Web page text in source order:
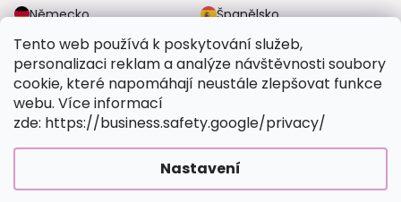
Tento web používá k poskytování služeb,
personalizaci reklam a analýze návštěvnosti soubory
cookie, které napomáhají neustále zlepšovat funkce
webu. Více informací
zde: https://business.safety.google/privacy/
Nastavení
Německo
Španělsko
Velká Británie
Rakousko
SPOLEHLIVÉ MOŽNOSTI DOPRAVY
BEZPEČNÉ MOŽNOSTI PLATBY